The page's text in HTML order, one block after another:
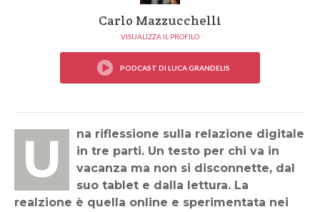
Carlo Mazzucchelli
VISUALIZZA IL PROFILO
Una riflessione sulla relazione digitale
in tre parti. Un testo per chi va in
vacanza ma non si disconnette, dal
suo tablet e dalla lettura. La
realzione è quella online e sperimentata nei